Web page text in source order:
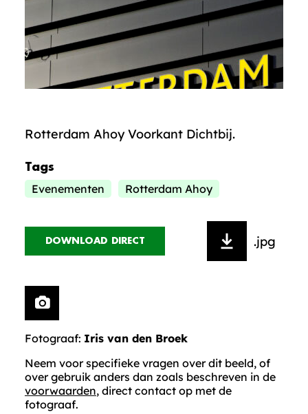
Rotterdam Ahoy Voorkant Dichtbij.
Tags
Evenementen Rotterdam Ahoy
DOWNLOAD DIRECT .jpg
Fotograaf: Iris van den Broek
Neem voor specifieke vragen over dit beeld, of
over gebruik anders dan zoals beschreven in de
voorwaarden, direct contact op met de
fotograaf.